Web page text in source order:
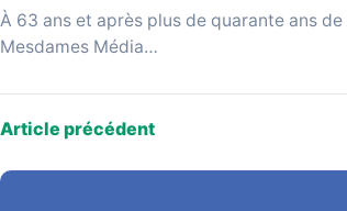
À 63 ans et après plus de quarante ans
Mesdames Média…
Article précédent